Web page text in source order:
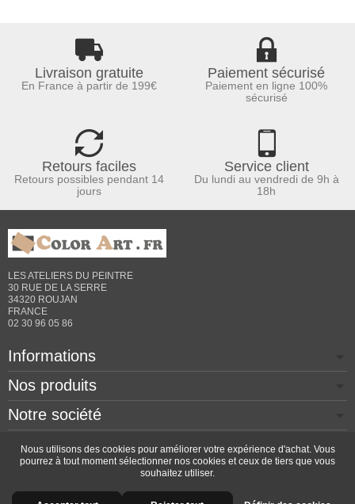
Livraison gratuite
En France à partir de 199€
Paiement sécurisé
Paiement en ligne 100%
sécurisé
Retours faciles
Retours possibles pendant 14
jours
Service client
Du lundi au vendredi de 9h à
18h
LES ATELIERS DU PEINTRE
30 RUE DE LA SERRE
34320 ROUJAN
FRANCE
02 30 96 05 86
Informations
Nos produits
Notre société
Contactez-nous
Copyright © 2026 - Design by Prestacrea - Ecommerce
Nous utilisons des cookies pour améliorer votre expérience d'achat. Vous
pourrez à tout moment sélectionner nos cookies et ceux de tiers que vous
souhaitez utiliser.